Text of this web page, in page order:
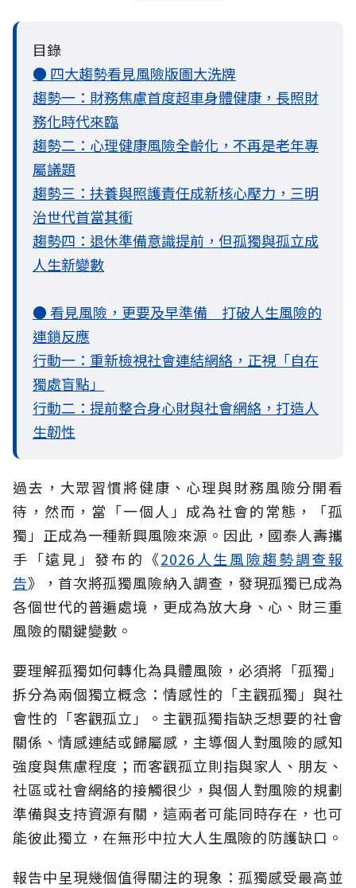
目錄
● 四大趨勢看見風險版圖大洗牌
趨勢一：財務焦慮首度超車身體健康，長照財
務化時代來臨
趨勢二：心理健康風險全齡化，不再是老年專
屬議題
趨勢三：扶養與照護責任成新核心壓力，三明
治世代首當其衝
趨勢四：退休準備意識提前，但孤獨與孤立成
人生新變數
● 看見風險，更要及早準備 打破人生風險的
連鎖反應
行動一：重新檢視社會連結網絡，正視「自在
獨處盲點」
行動二：提前整合身心財與社會網絡，打造人
生韌性
過去，大眾習慣將健康、心理與財務風險分開看
待，然而，當「一個人」成為社會的常態，「孤
獨」正成為一種新興風險來源。因此，國泰人壽攜
手「遠見」發布的《2026人生風險趨勢調查報
告》，首次將孤獨風險納入調查，發現孤獨已成為
各個世代的普遍處境，更成為放大身、心、財三重
風險的關鍵變數。
要理解孤獨如何轉化為具體風險，必須將「孤獨」
拆分為兩個獨立概念：情感性的「主觀孤獨」與社
會性的「客觀孤立」。主觀孤獨指缺乏想要的社會
關係、情感連結或歸屬感，主導個人對風險的感知
強度與焦慮程度；而客觀孤立則指與家人、朋友、
社區或社會網絡的接觸很少，與個人對風險的規劃
準備與支持資源有關，這兩者可能同時存在，也可
能彼此獨立，在無形中拉大人生風險的防護缺口。
報告中呈現幾個值得關注的現象：孤獨感受最高並